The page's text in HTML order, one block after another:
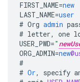
FIRST_NAME=new
LAST_NAME=user
# Org admin
# letter, one
USER_PWD="
ORG_ADMIN=new
#
# Or, specify